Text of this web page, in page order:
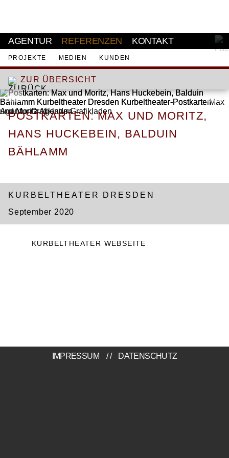
AGENTUR REFERENZEN KONTAKT
PROJEKTE MEDIEN KUNDEN
ZUR ÜBERSICHT
POSTKARTEN: MAX UND MORITZ,
HANS HUCKEBEIN, BALDUIN
BÄHLAMM
KURBELTHEATER DRESDEN
September 2020
KURBELTHEATER WEBSEITE
IMPRESSUM // DATENSCHUTZ